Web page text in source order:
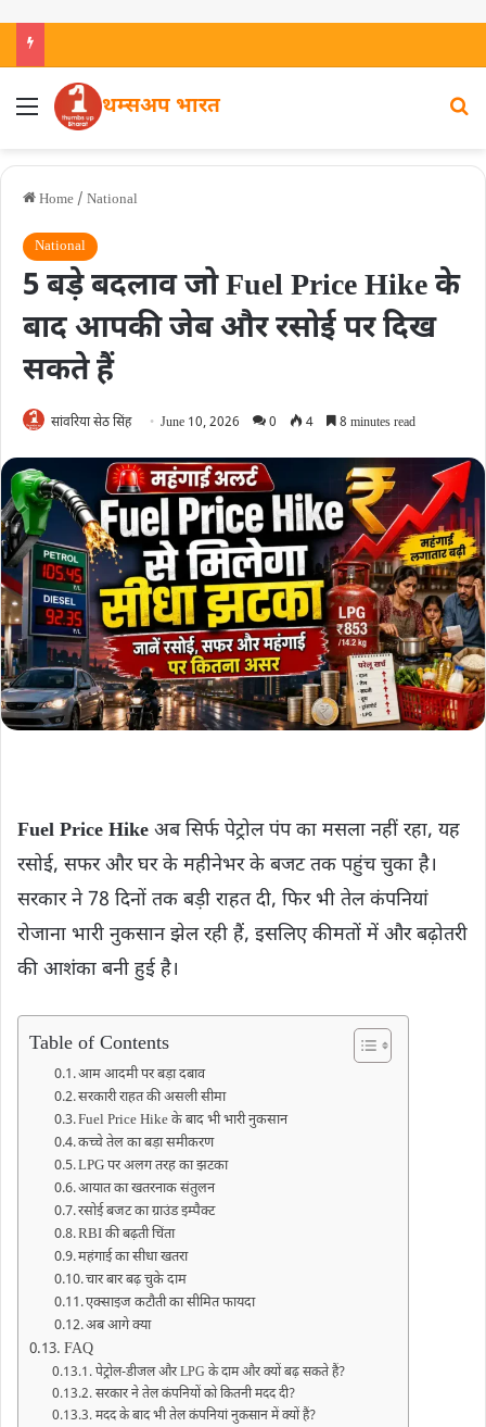
थम्सअप भारत
Home / National
National
5 बड़े बदलाव जो Fuel Price Hike के
बाद आपकी जेब और रसोई पर दिख
सकते हैं
सांवरिया सेठ सिंह June 10, 2026 0 4 8 minutes read
Fuel Price Hike अब सिर्फ पेट्रोल पंप का मसला नहीं रहा, यह
रसोई, सफर और घर के महीनेभर के बजट तक पहुंच चुका है।
सरकार ने 78 दिनों तक बड़ी राहत दी, फिर भी तेल कंपनियां
रोजाना भारी नुकसान झेल रही हैं, इसलिए कीमतों में और बढ़ोतरी
की आशंका बनी हुई है।
Table of Contents
आम आदमी पर बड़ा दबाव
सरकारी राहत की असली सीमा
Fuel Price Hike के बाद भी भारी नुकसान
कच्चे तेल का बड़ा समीकरण
LPG पर अलग तरह का झटका
आयात का खतरनाक संतुलन
रसोई बजट का ग्राउंड इम्पैक्ट
RBI की बढ़ती चिंता
महंगाई का सीधा खतरा
चार बार बढ़ चुके दाम
एक्साइज कटौती का सीमित फायदा
अब आगे क्‍या
FAQ
पेट्रोल-डीजल और LPG के दाम और क्यों बढ़ सकते हैं?
सरकार ने तेल कंपनियों को कितनी मदद दी?
मदद के बाद भी तेल कंपनियां नुकसान में क्यों हैं?